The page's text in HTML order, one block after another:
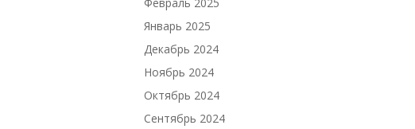
Январь 2025
Декабрь 2024
Ноябрь 2024
Октябрь 2024
Сентябрь 2024